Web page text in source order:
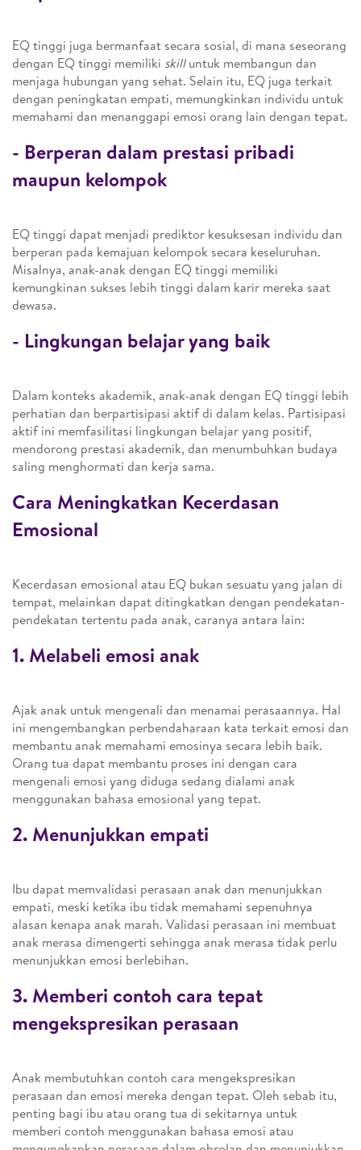
EQ tinggi juga bermanfaat secara sosial, di mana seseorang
dengan EQ tinggi memiliki skilluntuk membangun dan
menjaga hubungan yang sehat. Selain itu, EQ juga terkait
dengan peningkatan empati, memungkinkan individu untuk
memahami dan menanggapi emosi orang lain dengan tepat.
- Berperan dalam prestasi pribadi
maupun kelompok
EQ tinggi dapat menjadi prediktor kesuksesan individu dan
berperan pada kemajuan kelompok secara keseluruhan.
Misalnya, anak-anak dengan EQ tinggi memiliki
kemungkinan sukses lebih tinggi dalam karir mereka saat
dewasa.
- Lingkungan belajar yang baik
Dalam konteks akademik, anak-anak dengan EQ tinggi lebih
perhatian dan berpartisipasi aktif di dalam kelas. Partisipasi
aktif ini memfasilitasi lingkungan belajar yang positif,
mendorong prestasi akademik, dan menumbuhkan budaya
saling menghormati dan kerja sama.
Cara Meningkatkan Kecerdasan
Emosional
Kecerdasan emosional atau EQ bukan sesuatu yang jalan di
tempat, melainkan dapat ditingkatkan dengan pendekatan-
pendekatan tertentu pada anak, caranya antara lain:
1. Melabeli emosi anak
Ajak anak untuk mengenali dan menamai perasaannya. Hal
ini mengembangkan perbendaharaan kata terkait emosi dan
membantu anak memahami emosinya secara lebih baik.
Orang tua dapat membantu proses ini dengan cara
mengenali emosi yang diduga sedang dialami anak
menggunakan bahasa emosional yang tepat.
2. Menunjukkan empati
Ibu dapat memvalidasi perasaan anak dan menunjukkan
empati, meski ketika ibu tidak memahami sepenuhnya
alasan kenapa anak marah. Validasi perasaan ini membuat
anak merasa dimengerti sehingga anak merasa tidak perlu
menunjukkan emosi berlebihan.
3. Memberi contoh cara tepat
mengekspresikan perasaan
Anak membutuhkan contoh cara mengekspresikan
perasaan dan emosi mereka dengan tepat. Oleh sebab itu,
penting bagi ibu atau orang tua di sekitarnya untuk
memberi contoh menggunakan bahasa emosi atau